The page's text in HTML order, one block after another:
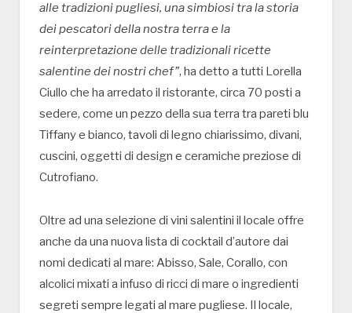
alle tradizioni pugliesi, una simbiosi tra la storia
dei pescatori della nostra terra e la
reinterpretazione delle tradizionali ricette
salentine dei nostri chef”, ha detto a tutti Lorella
Ciullo che ha arredato il ristorante, circa 70 posti a
sedere, come un pezzo della sua terra tra pareti blu
Tiffany e bianco, tavoli di legno chiarissimo, divani,
cuscini, oggetti di design e ceramiche preziose di
Cutrofiano.
Oltre ad una selezione di vini salentini il locale offre
anche da una nuova lista di cocktail d’autore dai
nomi dedicati al mare: Abisso, Sale, Corallo, con
alcolici mixati a infuso di ricci di mare o ingredienti
segreti sempre legati al mare pugliese. Il locale,